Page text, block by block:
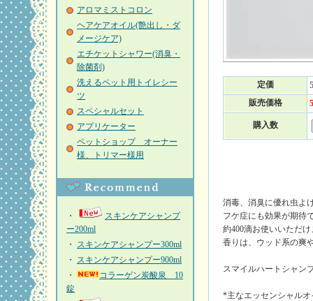
アロマミストコロン
ヘアケアオイル(艶出し・ダ
メージケア)
エチケットシャワー(消臭・
除菌剤)
洗えるペット用トイレシー
ツ
スペシャルセット
アプリケーター
ペットショップ オーナー
様、トリマー様用
・
スキンケアシャンプ
ー200ml
・ スキンケアシャンプー300ml
・ スキンケアシャンプー900ml
・
コラーゲン炭酸泉 10
錠
定価
販売価格
購入数
消毒、消臭に優れ虫よ
フケ症にも効果が期待
約400滴お使いいただ
香りは、ウッド系の爽
スマイルハートシャン
*主なエッセンシャル